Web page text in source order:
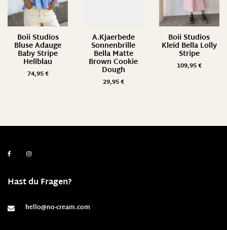
Boii Studios
Bluse Adauge
Baby Stripe
Hellblau
74,95€
A.Kjaerbede
Sonnenbrille
Bella Matte
Brown Cookie
Dough
29,95€
Boii Studios
Kleid Bella Lolly
Stripe
109,95€
Hast du Fragen?
hello@no-cream.com